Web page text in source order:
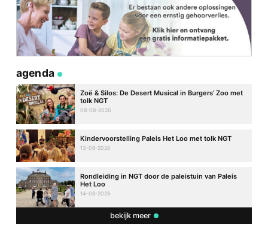
agenda
Zoë & Silos: De Desert Musical in Burgers’ Zoo met
tolk NGT
08-08-2026
Kindervoorstelling Paleis Het Loo met tolk NGT
13-08-2026
Rondleiding in NGT door de paleistuin van Paleis
Het Loo
14-08-2026
bekijk meer